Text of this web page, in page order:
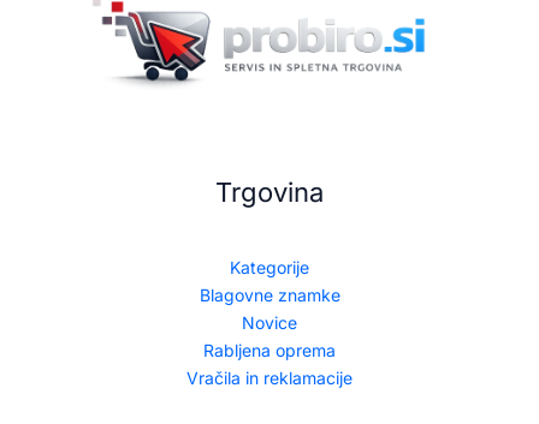
Trgovina
Kategorije
Blagovne znamke
Novice
Rabljena oprema
Vračila in reklamacije